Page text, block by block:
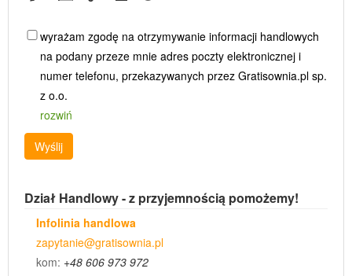
wyrażam zgodę na otrzymywanie informacji handlowych
na podany przeze mnie adres poczty elektronicznej i
numer telefonu, przekazywanych przez Gratisownia.pl sp.
z o.o.
rozwiń
Wyślij
Dział Handlowy - z przyjemnością pomożemy!
Infolinia handlowa
zapytanie@gratisownia.pl
kom: +48 606 973 972